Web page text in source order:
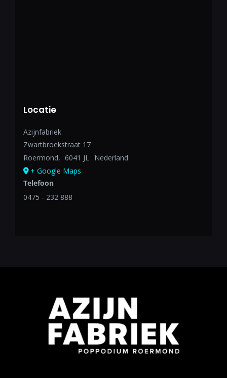
Locatie
Azijnfabriek
Zwartbroekstraat 17
Roermond, 6041 JL Nederland
+ Google Maps
Telefoon
0475 - 232 888